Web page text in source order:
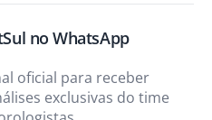
no WhatsApp
oficial para receber
exclusivas do time